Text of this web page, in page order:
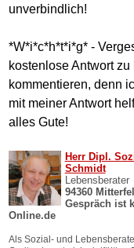
unverbindlich!
*W*i*c*h*t*i*g* -
kostenlose Antwort
kommentieren, denn
mit meiner Antwort
alles Gute!